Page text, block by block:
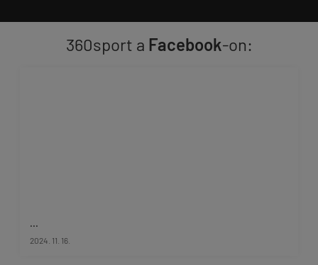
360sport a Facebook-on:
...
2024. 11. 16.